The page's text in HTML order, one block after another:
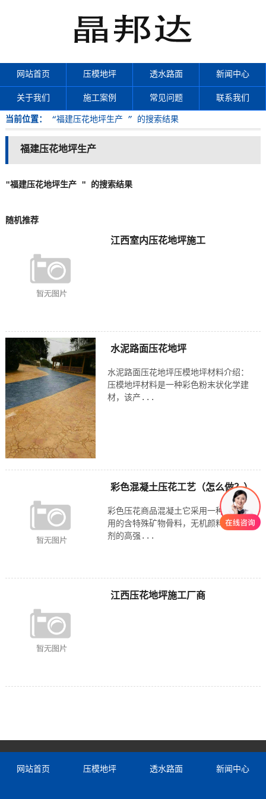
网站首页 压模地坪 透水路面 新闻中心
关于我们 施工案例 常见问题 联系我们
当前位置： “福建压花地坪生产 ” 的搜索结果
福建压花地坪生产
"福建压花地坪生产 " 的搜索结果
随机推荐
江西室内压花地坪施工
水泥路面压花地坪
水泥路面压花地坪压模地坪材料介绍：
压模地坪材料是一种彩色粉末状化学建
材，该产...
彩色混凝土压花工艺（怎么做？）
彩色压花商品混凝土它采用一种即时可
用的含特殊矿物骨料，无机颜料及添加
剂的高强...
江西压花地坪施工厂商
网站首页 压模地坪 透水路面 新闻中心